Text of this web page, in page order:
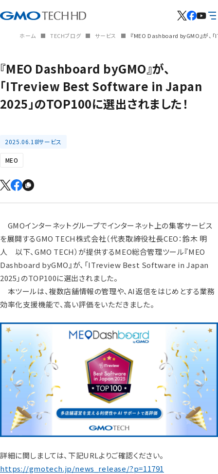
ホーム TECHブログ サービス 『MEO Dashboard byGMO』が、
『MEO Dashboard byGMO』が、
「ITreview Best Software in Japan
2025」のTOP100に選出されました！
2025.06.18サービス
MEO
GMOインターネットグループでインターネット上の集客サービス
を展開するGMO TECH株式会社（代表取締役社長CEO：鈴木 明
人 以下、GMO TECH）が提供するMEO総合管理ツール『MEO
Dashboard byGMO』が、「ITreview Best Software in Japan
2025」のTOP100に選出されました。
本ツールは、複数店舗情報の管理や、AI返信をはじめとする業務
効率化支援機能で、高い評価をいただきました。
詳細に関しましては、下記URLよりご確認ください。
https://gmotech.jp/news_release/?p=11791